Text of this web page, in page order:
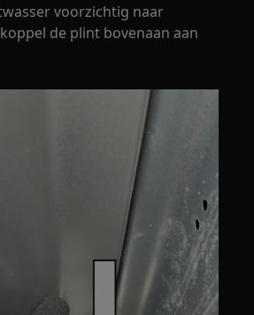
voorzichtig naar
de plint bovenaan aan